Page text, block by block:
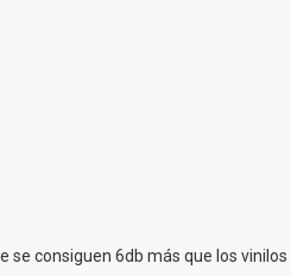
consiguen 6db más que los